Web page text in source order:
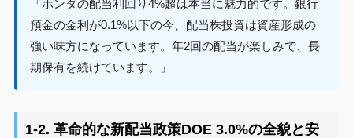
「ホンダの配当利回り4%超は本当に魅力的です。銀行
預金の金利が0.1%以下の今、配当株投資は資産形成の
強い味方になっています。年2回の配当が楽しみで、長
期保有を続けています。」
1-2. 革命的な新配当政策DOE 3.0%の全貌と安